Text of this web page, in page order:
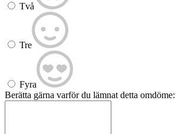
Två
Tre
Fyra
Berätta gärna varför du lämnat detta omdöme: